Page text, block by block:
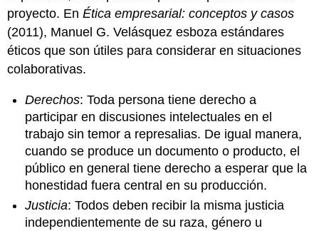
proyecto. EnÉtica empresarial: conceptos y casos
(2011), Manuel G. Velásquez esboza estándares
éticos que son útiles para considerar en situaciones
colaborativas.
Derechos: Toda persona tiene derecho a
participar en discusiones intelectuales en el
trabajo sin temor a represalias. De igual manera,
cuando se produce un documento o producto, el
público en general tiene derecho a esperar que la
honestidad fuera central en su producción.
Justicia: Todos deben recibir la misma justicia
independientemente de su raza, género u